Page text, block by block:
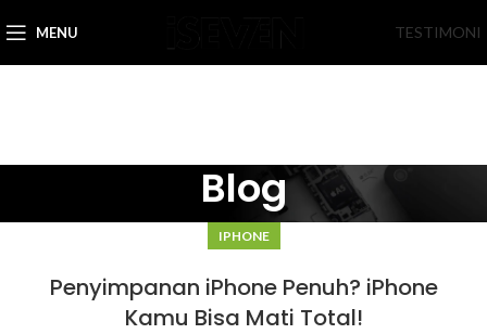
MENU TESTIMONI
Blog
IPHONE
Penyimpanan iPhone Penuh? iPhone
Kamu Bisa Mati Total!